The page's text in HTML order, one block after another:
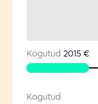
Kogutud 2015 €
Kogutud